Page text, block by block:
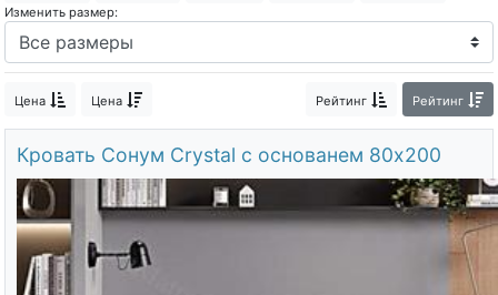
Open submenu (Детские кровати)
Open submenu (Шкафы)
Шкафы
Контакты
Доставка по городу
Изменить размер:
Цена Цена Рейтинг Рейтинг
Кровать Сонум Crystal с основанем 80х200